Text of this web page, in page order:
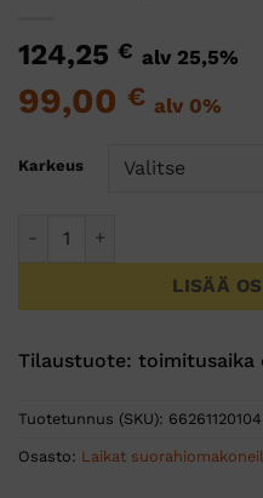
124,25 € alv 25,5%
99,00 € alv 0%
Karkeus
LISÄÄ
Tilaustuote: toimitusaika
Tuotetunnus (SKU): 66261120104
Osasto: Laikat